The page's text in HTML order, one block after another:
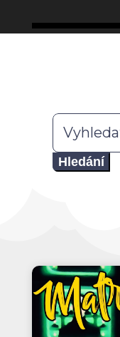
Hledat: